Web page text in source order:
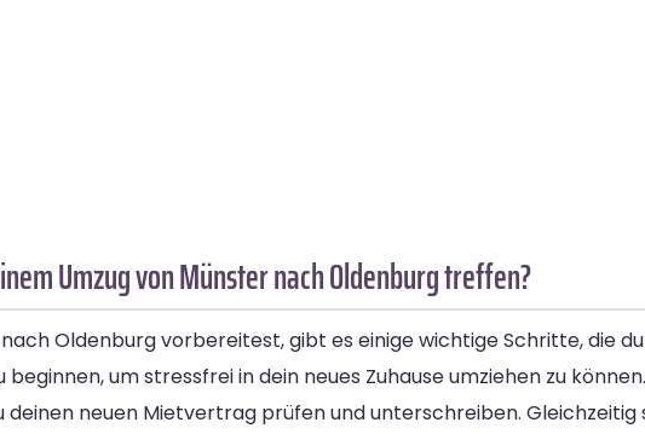
Umzug von Münster nach Oldenburg treffen?
Oldenburg vorbereitest, gibt es einige wichtige Schritte, die
um stressfrei in dein neues Zuhause umziehen zu können.
neuen Mietvertrag prüfen und unterschreiben.